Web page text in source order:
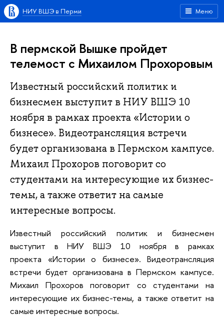
Меню
НИУ ВШЭ в Перми
В пермской Вышке пройдет
телемост с Михаилом Прохоровым
Известный российский политик и
бизнесмен выступит в НИУ ВШЭ 10
ноября в рамках проекта «Истории о
бизнесе». Видеотрансляция встречи
будет организована в Пермском кампусе.
Михаил Прохоров поговорит со
студентами на интересующие их бизнес-
темы, а также ответит на самые
интересные вопросы.
Известный российский политик и бизнесмен
выступит в НИУ ВШЭ 10 ноября в рамках
проекта «Истории о бизнесе». Видеотрансляция
встречи будет организована в Пермском кампусе.
Михаил Прохоров поговорит со студентами на
интересующие их бизнес-темы, а также ответит на
самые интересные вопросы.